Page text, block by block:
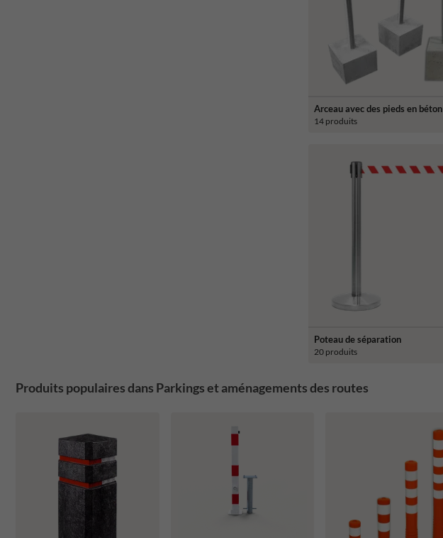
Arceau avec des pieds en béton
14 produits
Poteau de séparation
20 produits
Produits populaires dans Parkings et aménagements des routes